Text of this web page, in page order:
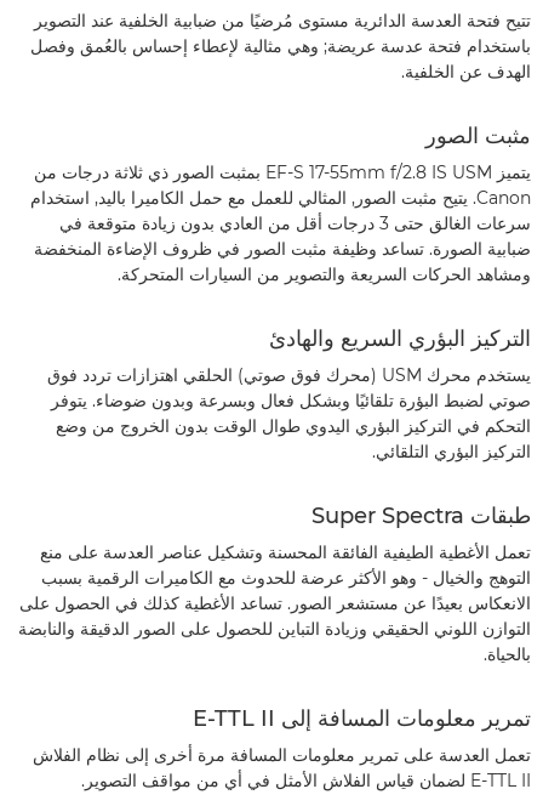
تتيح فتحة العدسة الدائرية مستوى مُرضيًا من ضبابية الخلفية عند التصوير
باستخدام فتحة عدسة عريضة; وهي مثالية لإعطاء إحساس بالعُمق وفصل
الهدف عن الخلفية.
مثبت الصور
يتميز EF-S 17-55mm f/2.8 IS USM بمثبت الصور ذي ثلاثة درجات من
Canon. يتيح مثبت الصور, المثالي للعمل مع حمل الكاميرا باليد, استخدام
سرعات الغالق حتى 3 درجات أقل من العادي بدون زيادة متوقعة في
ضبابية الصورة. تساعد وظيفة مثبت الصور في ظروف الإضاءة المنخفضة
ومشاهد الحركات السريعة والتصوير من السيارات المتحركة.
التركيز البؤري السريع والهادئ
يستخدم محرك USM (محرك فوق صوتي) الحلقي اهتزازات تردد فوق
صوتي لضبط البؤرة تلقائيًا وبشكل فعال وبسرعة وبدون ضوضاء. يتوفر
التحكم في التركيز البؤري اليدوي طوال الوقت بدون الخروج من وضع
التركيز البؤري التلقائي.
طبقات Super Spectra
تعمل الأغطية الطيفية الفائقة المحسنة وتشكيل عناصر العدسة على منع
التوهج والخيال - وهو الأكثر عرضة للحدوث مع الكاميرات الرقمية بسبب
الانعكاس بعيدًا عن مستشعر الصور. تساعد الأغطية كذلك في الحصول على
التوازن اللوني الحقيقي وزيادة التباين للحصول على الصور الدقيقة والنابضة
بالحياة.
تمرير معلومات المسافة إلى E-TTL II
تعمل العدسة على تمرير معلومات المسافة مرة أخرى إلى نظام الفلاش
E-TTL II لضمان قياس الفلاش الأمثل في أي من مواقف التصوير.